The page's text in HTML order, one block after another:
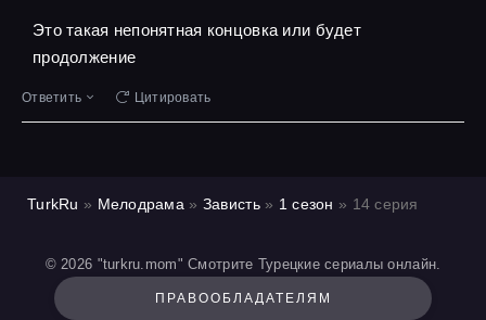
Это такая непонятная концовка или будет
продолжение
Ответить Цитировать
TurkRu » Мелодрама » Зависть» 1 сезон » 14 серия
© 2026 "turkru.mom" Смотрите Турецкие сериалы онлайн.
ПРАВООБЛАДАТЕЛЯМ